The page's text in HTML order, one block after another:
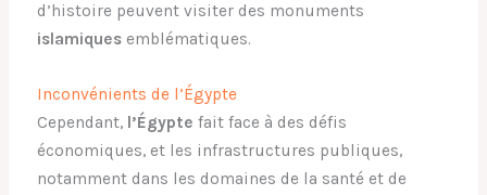
d’histoire peuvent visiter des monuments
islamiquesemblématiques.
Inconvénients de l’Égypte
Cependant, l’Égypte fait face à des défis
économiques, et les infrastructures publiques,
notamment dans les domaines de la santé et de